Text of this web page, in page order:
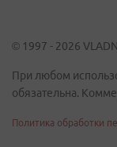
© 1997 - 2026
При любом
обязательна.
Политика обработки